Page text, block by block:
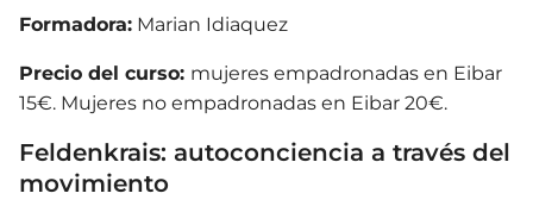
Formadora: Marian Idiaquez
Precio del curso: mujeres empadronadas en Eibar
15€. Mujeres no empadronadas en Eibar 20€.
Feldenkrais: autoconciencia a través del
movimiento